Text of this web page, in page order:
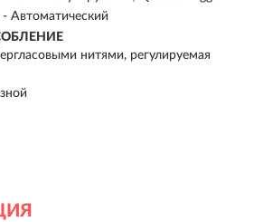
- Автоматический
нитями, регулируемая